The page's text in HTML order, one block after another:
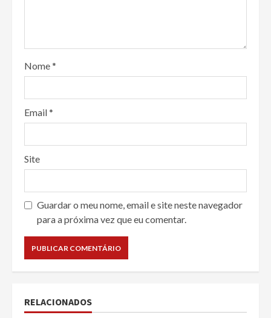
Nome*
Email*
Site
Guardar o meu nome, email e site neste navegador
para a próxima vez que eu comentar.
RELACIONADOS